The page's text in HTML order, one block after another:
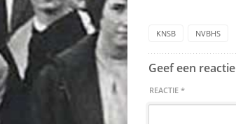
KNSB NVBHS
Geef een reactie
REACTIE *